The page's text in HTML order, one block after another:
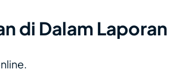
di Dalam